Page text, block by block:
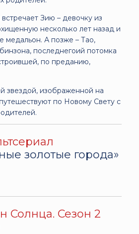
Зию – девочку из
несколько лет назад и
А позже – Тао,
последнегоий потомка
по преданию,
звездой, изображенной на
по Новому Свету с
золотые города»
Солнца. Сезон 2